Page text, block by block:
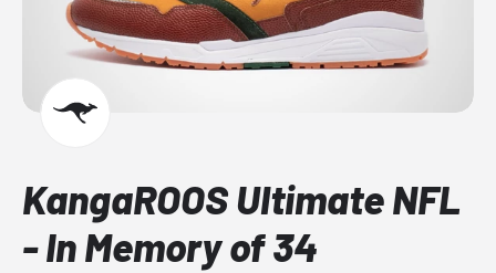
KangaROOS Ultimate NFL
- In Memory of 34